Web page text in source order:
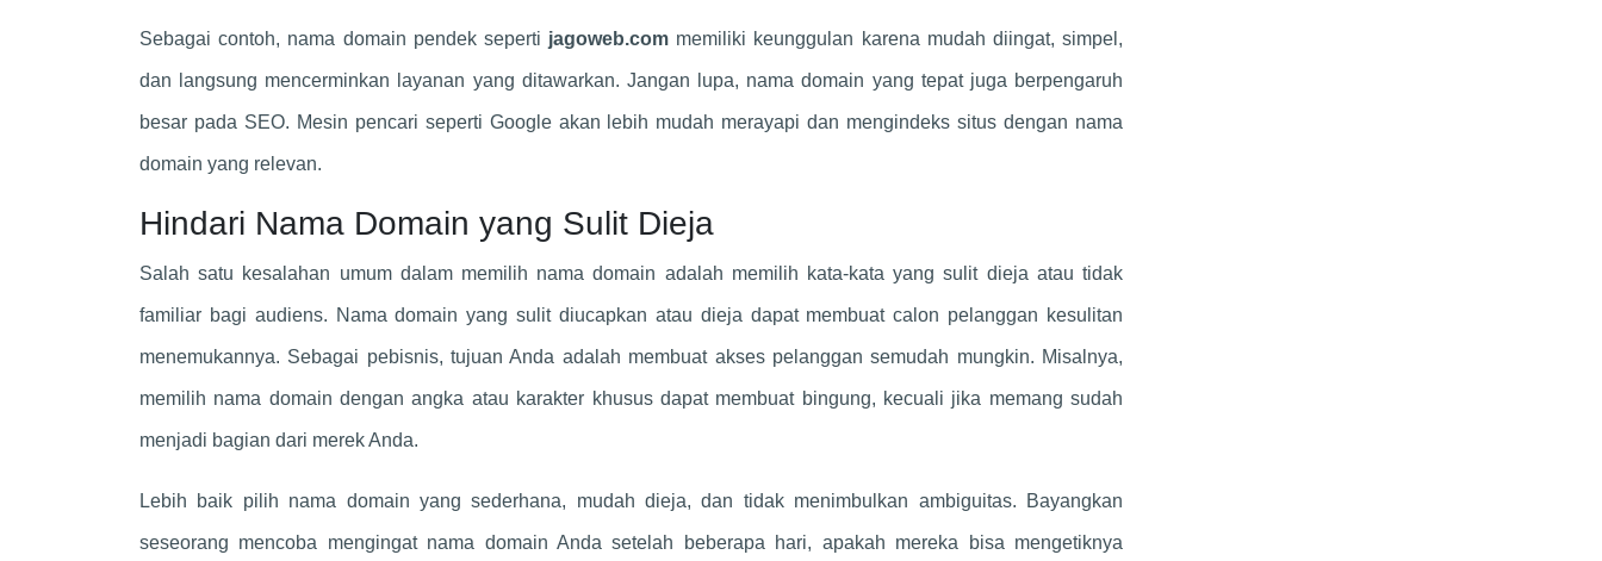
Sebagai contoh, nama domain pendek seperti jagoweb.com memiliki keunggulan karena mudah diingat, simpel,
dan langsung mencerminkan layanan yang ditawarkan. Jangan lupa, nama domain yang tepat juga berpengaruh
besar pada SEO. Mesin pencari seperti Google akan lebih mudah merayapi dan mengindeks situs dengan nama
domain yang relevan.
Hindari Nama Domain yang Sulit Dieja
Salah satu kesalahan umum dalam memilih nama domain adalah memilih kata-kata yang sulit dieja atau tidak
familiar bagi audiens. Nama domain yang sulit diucapkan atau dieja dapat membuat calon pelanggan kesulitan
menemukannya. Sebagai pebisnis, tujuan Anda adalah membuat akses pelanggan semudah mungkin. Misalnya,
memilih nama domain dengan angka atau karakter khusus dapat membuat bingung, kecuali jika memang sudah
menjadi bagian dari merek Anda.
Lebih baik pilih nama domain yang sederhana, mudah dieja, dan tidak menimbulkan ambiguitas. Bayangkan
seseorang mencoba mengingat nama domain Anda setelah beberapa hari, apakah mereka bisa mengetiknya